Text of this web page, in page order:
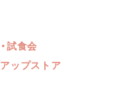
試食会
ップストア